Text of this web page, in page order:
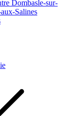
Dombasle-sur-
Salines